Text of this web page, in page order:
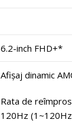
6.2-inch FHD+*
Afișaj dinamic
Rata de
120Hz